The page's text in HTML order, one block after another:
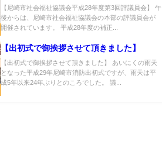
【尼崎市社会福祉協議会平成28年度第3回評議員会】 午
後からは、尼崎市社会福祉協議会の本部の評議員会が
開催されています。 平成28年度の補正...
【出初式で御挨拶させて頂きました】
【出初式で御挨拶させて頂きました】 あいにくの雨天
となった平成29年尼崎市消防出初式ですが、雨天は平
成5年以来24年ぶりとのころでした。 議...